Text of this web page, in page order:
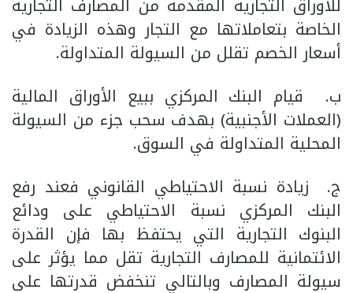
الخاصة بتعاملاتها مع التجار وهذه الزيادة في
أسعار الخصم تقلل من السيولة المتداولة.
‌ب. قيام البنك المركزي ببيع الأوراق المالية
(العملات الأجنبية) بهدف سحب جزء من السيولة
المحلية المتداولة في السوق.
‌ج. زيادة نسبة الاحتياطي القانوني فعند رفع
البنك المركزي نسبة الاحتياطي على ودائع
البنوك التجارية التي يحتفظ بها فإن القدرة
الائتمانية للمصارف التجارية تقل مما يؤثر على
سيولة المصارف وبالتالي تنخفض قدرتها على